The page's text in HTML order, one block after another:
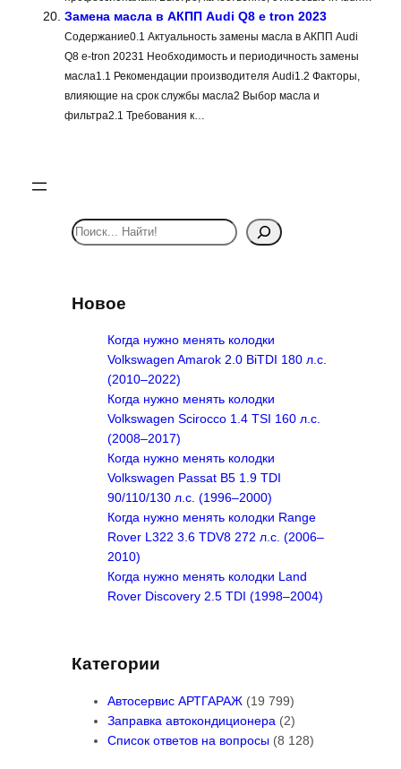
Замена масла в АКПП Audi Q8 e tron 2023
Содержание0.1 Актуальность замены масла в АКПП Audi
Q8 e-tron 20231 Необходимость и периодичность замены
масла1.1 Рекомендации производителя Audi1.2 Факторы,
влияющие на срок службы масла2 Выбор масла и
фильтра2.1 Требования к…
S
e
c
Новое
Когда нужно менять колодки
Volkswagen Amarok 2.0 BiTDI 180 л.с.
(2010–2022)
Когда нужно менять колодки
Volkswagen Scirocco 1.4 TSI 160 л.с.
(2008–2017)
Когда нужно менять колодки
Volkswagen Passat B5 1.9 TDI
90/110/130 л.с. (1996–2000)
Когда нужно менять колодки Range
Rover L322 3.6 TDV8 272 л.с. (2006–
2010)
Когда нужно менять колодки Land
Rover Discovery 2.5 TDI (1998–2004)
Категории
Автосервис АРТГАРАЖ (19 799)
Заправка автокондиционера (2)
Список ответов на вопросы (8 128)